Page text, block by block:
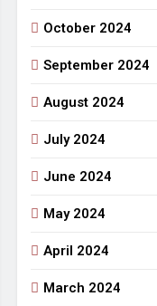
October 2024
September 2024
August 2024
July 2024
June 2024
May 2024
April 2024
March 2024